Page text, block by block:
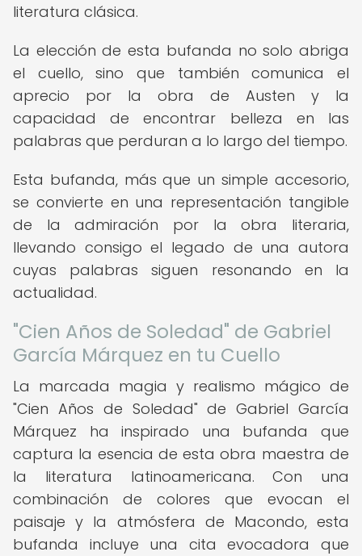
literatura clásica.
La elección de esta bufanda no solo abriga
el cuello, sino que también comunica el
aprecio por la obra de Austen y la
capacidad de encontrar belleza en las
palabras que perduran a lo largo del tiempo.
Esta bufanda, más que un simple accesorio,
se convierte en una representación tangible
de la admiración por la obra literaria,
llevando consigo el legado de una autora
cuyas palabras siguen resonando en la
actualidad.
"Cien Años de Soledad" de Gabriel
García Márquez en tu Cuello
La marcada magia y realismo mágico de
"Cien Años de Soledad" de Gabriel García
Márquez ha inspirado una bufanda que
captura la esencia de esta obra maestra de
la literatura latinoamericana. Con una
combinación de colores que evocan el
paisaje y la atmósfera de Macondo, esta
bufanda incluye una cita evocadora que